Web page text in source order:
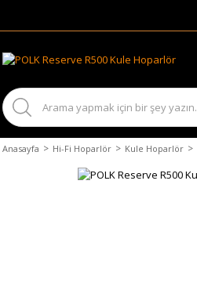
Anasayfa Hi-Fi Hoparlör Kule Hoparlör